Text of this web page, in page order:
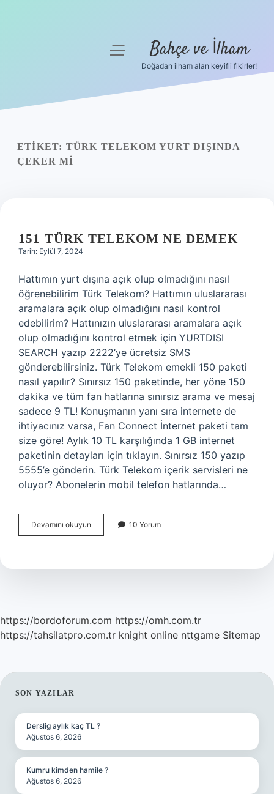
Yasal Uyarı
menüyü
Bahçe ve İlham
Doğadan ilham alan keyifli fikirler!
ETIKET: TÜRK TELEKOM YURT DIŞINDA
ÇEKER MI
151 TÜRK TELEKOM NE DEMEK
Tarih: Eylül 7, 2024
Hattımın yurt dışına açık olup olmadığını nasıl
öğrenebilirim Türk Telekom? Hattımın uluslararası
aramalara açık olup olmadığını nasıl kontrol
edebilirim? Hattınızın uluslararası aramalara açık
olup olmadığını kontrol etmek için YURTDISI
SEARCH yazıp 2222’ye ücretsiz SMS
gönderebilirsiniz. Türk Telekom emekli 150 paketi
nasıl yapılır? Sınırsız 150 paketinde, her yöne 150
dakika ve tüm fan hatlarına sınırsız arama ve mesaj
sadece 9 TL! Konuşmanın yanı sıra internete de
ihtiyacınız varsa, Fan Connect İnternet paketi tam
size göre! Aylık 10 TL karşılığında 1 GB internet
paketinin detayları için tıklayın. Sınırsız 150 yazıp
5555’e gönderin. Türk Telekom içerik servisleri ne
oluyor? Abonelerin mobil telefon hatlarında…
Devamını okuyun
Türk
Demek
10 Yorum
https://bordoforum.com https://omh.com.tr
https://tahsilatpro.com.tr knight online nttgame Sitemap
SIDEBAR
SON YAZILAR
Derslig aylık kaç TL ?
Ağustos 6, 2026
Kumru kimden hamile ?
Ağustos 6, 2026